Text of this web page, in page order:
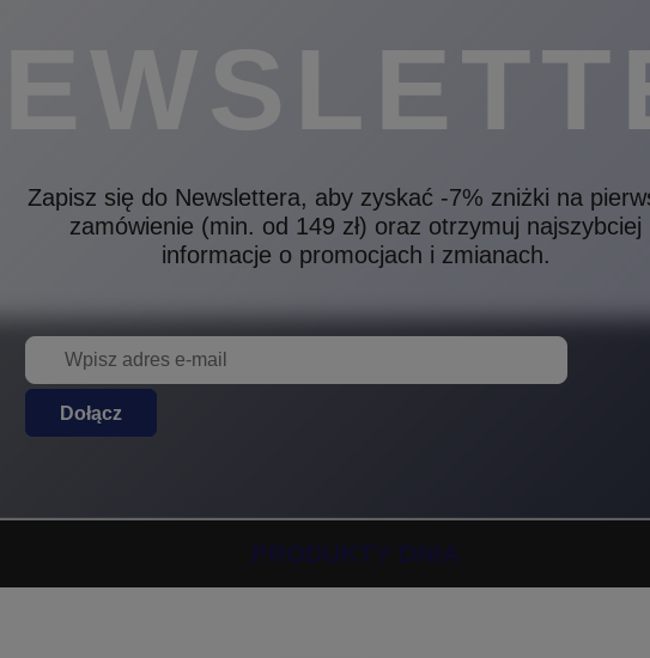
Zapisz się do Newslettera, aby zyskać -7% zniżki na
zamówienie (min. od 149 zł) oraz otrzymuj najszybciej
informacje o promocjach i zmianach.
Dołącz
PRODUKTY DNIA